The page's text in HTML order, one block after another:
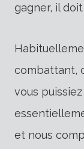
gagner, il
combattant,
vous
et nous